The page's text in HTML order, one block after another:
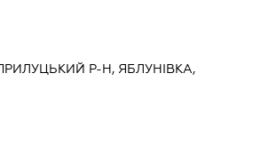
ПРИЛУЦЬКИЙ Р-Н, ЯБЛУНІВКА,